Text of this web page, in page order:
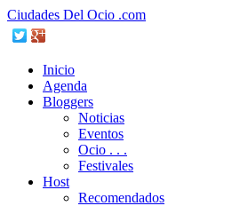
Ciudades Del Ocio .com
Inicio
Agenda
Bloggers
Noticias
Eventos
Ocio . . .
Festivales
Host
Recomendados